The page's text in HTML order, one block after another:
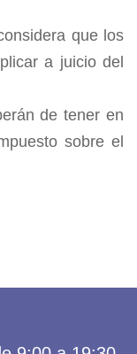
que los
a juicio del
de tener en
sobre el